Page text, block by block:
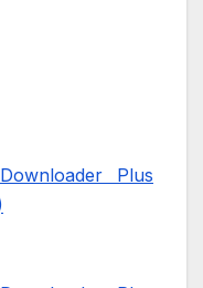
Plus